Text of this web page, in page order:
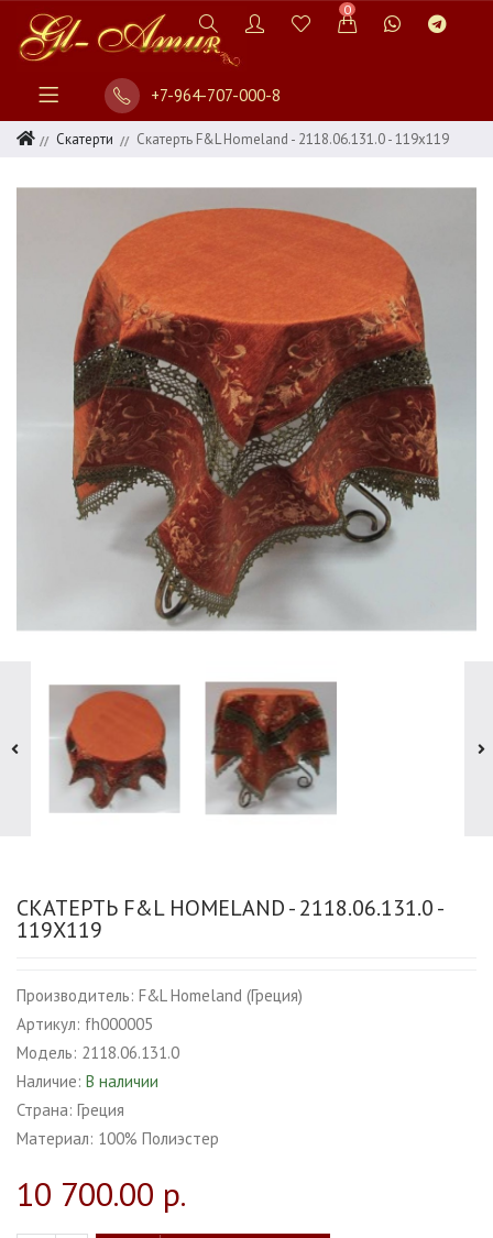
0
+7-964-707-000-8
Скатерти Скатерть F&L Homeland - 2118.06.131.0 - 119х119
СКАТЕРТЬ F&L HOMELAND - 2118.06.131.0 -
119Х119
Производитель: F&L Homeland (Греция)
Артикул: fh000005
Модель: 2118.06.131.0
Наличие: В наличии
Страна: Греция
Материал: 100% Полиэстер
10 700.00 р.